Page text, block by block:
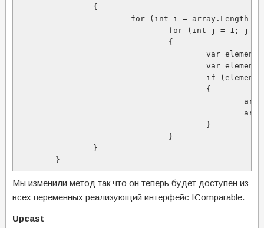
	}
Мы изменили метод так что он теперь будет доступен из
всех переменных реализующий интерфейс IComparable.
Upcast